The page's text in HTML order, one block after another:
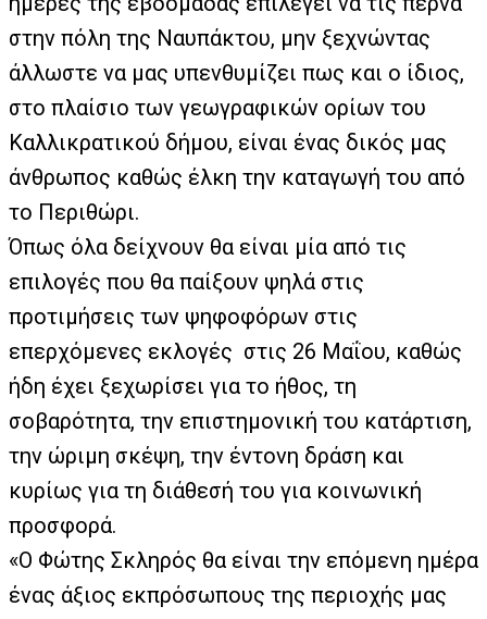
στην πόλη της Ναυπάκτου, μην ξεχνώντας
άλλωστε να μας υπενθυμίζει πως και ο ίδιος,
στο πλαίσιο των γεωγραφικών ορίων του
Καλλικρατικού δήμου, είναι ένας δικός μας
άνθρωπος καθώς έλκη την καταγωγή του από
το Περιθώρι.
Όπως όλα δείχνουν θα είναι μία από τις
επιλογές που θα παίξουν ψηλά στις
προτιμήσεις των ψηφοφόρων στις
επερχόμενες εκλογές στις 26 Μαΐου, καθώς
ήδη έχει ξεχωρίσει για το ήθος, τη
σοβαρότητα, την επιστημονική του κατάρτιση,
την ώριμη σκέψη, την έντονη δράση και
κυρίως για τη διάθεσή του για κοινωνική
προσφορά.
«Ο Φώτης Σκληρός θα είναι την επόμενη ημέρα
ένας άξιος εκπρόσωπους της περιοχής μας